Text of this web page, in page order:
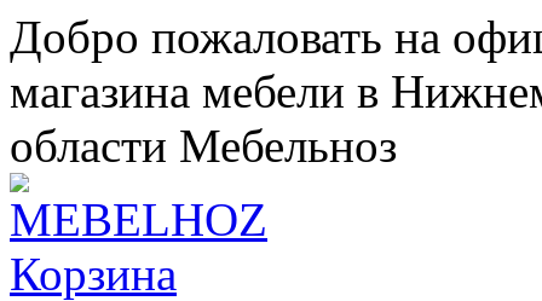
Добро пожаловать на
магазина мебели в
области Мебельноз
Корзина